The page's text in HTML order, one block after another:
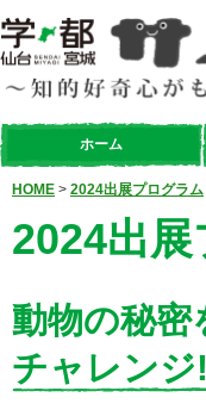
ホーム
HOME > 2024出展プログラム
2024出
動物の秘密
チャレンジ